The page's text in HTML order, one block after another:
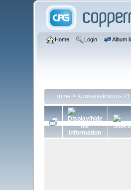
Home Login Album
Home > Kuukausikokous